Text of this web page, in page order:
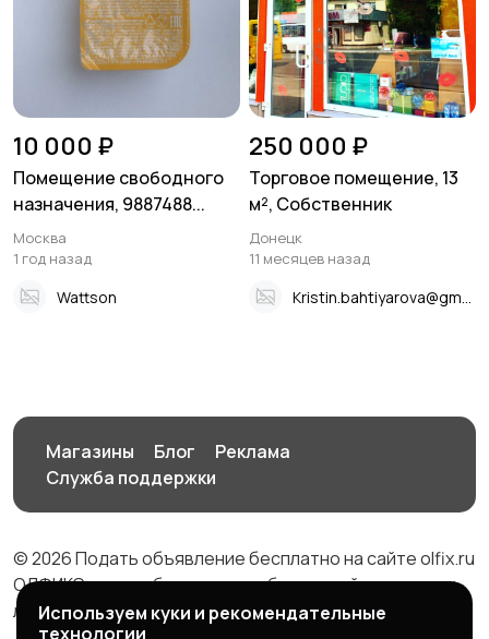
10 000 ₽
Помещение свободного
назначения, 9887488...
Москва
1 год назад
Wattson
250 000 ₽
Торговое помещение, 13
м², Собственник
Донецк
11 месяцев назад
Магазины Блог
Реклама
Служба поддержки
© 2026 Подать объявление бесплатно на сайте olfix.ru
ОЛФИКС - доска беспалтных объявлений от частных
лиц и компаний
Используем куки и рекомендательные
технологии